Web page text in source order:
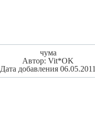
чума
Автор: Vit*OK
Дата добавления 06.05.2011